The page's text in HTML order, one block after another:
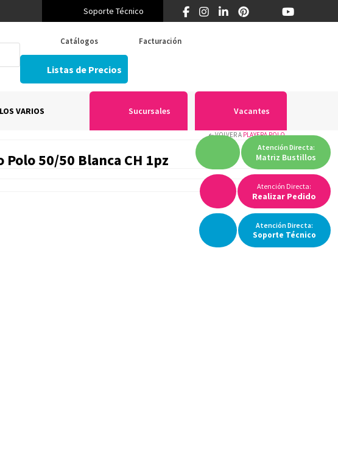
¿Primera vez en Think? 55 5519 5346
Soporte Técnico
Atención Directa:
Realizar Pedido
Catálogos Facturación
Listas de Precios
AtenciónDirecta:
Soporte Técnico
VARIOS Sucursales Vacantes
Atención Directa:
Matriz Bustillos
VOLVER A PLAYERA POLO
50/50 Blanca CH 1pz